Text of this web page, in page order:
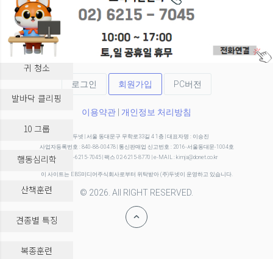
시험보는 학생들3
실습 교육
귀 청소
발바닥 클리핑
10 그룹
행동심리학
산책훈련
견종별 특징
복종훈련
로그인 회원가입 PC버전
이용약관 개인정보 처리방침
(주)두넷 | 서울 동대문구 무학로33길 4 1층 | 대표자명 : 이승진
사업자등록번호 : 840-88-00478 | 통신판매업 신고번호 : 2016-서울동대문-1004호
전화 02-6215-7045 | 팩스 02-6215-8770 | e-MAIL : kimja@donet.co.kr
이 사이트는 EBS미디어주식회사로부터 위탁받아 (주)두넷이 운영하고 있습니다.
© 2026. All RIGHT RESERVED.